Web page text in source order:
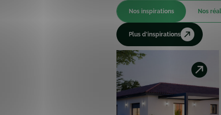
Nos inspirations Nos
Plus d'inspirations